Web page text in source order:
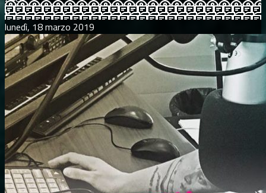
0
lunedì, 18 marzo 2019